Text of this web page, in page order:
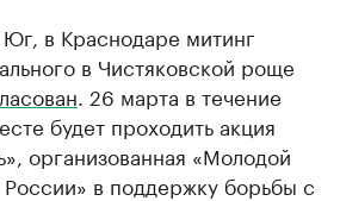
в Краснодаре митинг
в Чистяковской роще
. 26 марта в течение
будет проходить акция
организованная «Молодой
в поддержку борьбы с